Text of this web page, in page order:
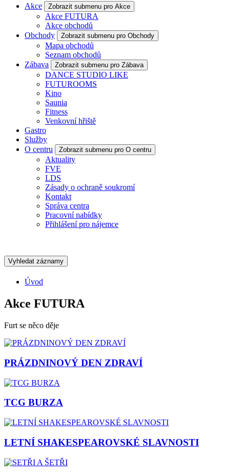
Akce Zobrazit submenu pro Akce
Akce FUTURA
Akce obchodů
Obchody
Zobrazit submenu pro Obchody
Mapa obchodů
Seznam obchodů
Zábava
Zobrazit submenu pro Zábava
DANCE STUDIO LIKE
FUTUROOMS
Kino
Saunia
Fitness
Venkovní hřiště
Gastro
Služby
O centru
Zobrazit submenu pro O centru
Aktuality
FVE
LDS
Zásady o ochraně soukromí
Kontakt
Správa centra
Pracovní nabídky
Přihlášení pro nájemce
Vyhledat záznamy
Úvod
Akce FUTURA
Furt se něco děje
PRÁZDNINOVÝ DEN ZDRAVÍ
TCG BURZA
LETNÍ SHAKESPEAROVSKÉ SLAVNOSTI